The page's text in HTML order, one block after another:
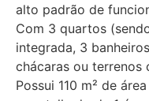
alto padrão de
Com 3 quartos
integrada, 3
chácaras ou terrenos
Possui 110 m² de